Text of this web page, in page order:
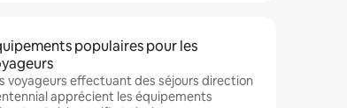
populaires pour les
voyageurs effectuant des séjours direction
apprécient les équipements